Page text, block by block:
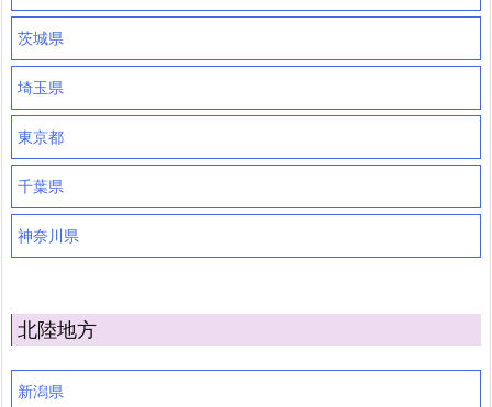
茨城県
埼玉県
東京都
千葉県
神奈川県
北陸地方
新潟県